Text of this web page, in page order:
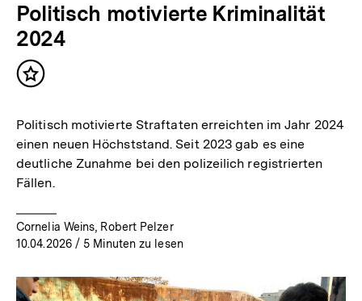
Politisch motivierte Kriminalität
2024
Inhalt
Politisch motivierte Straftaten erreichten im Jahr 2024
einen neuen Höchststand. Seit 2023 gab es eine
deutliche Zunahme bei den polizeilich registrierten
Fällen.
Cornelia Weins, Robert Pelzer
10.04.2026/ 5 Minuten zu lesen